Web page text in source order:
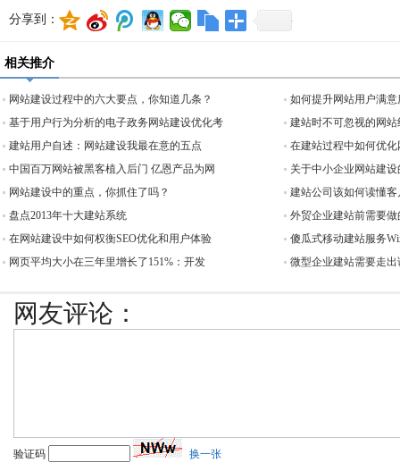
分享到：
相关推介
网站建设过程中的六大要点，你知道几条？
基于用户行为分析的电子政务网站建设优化考
建站用户自述：网站建设我最在意的五点
中国百万网站被黑客植入后门 亿恩产品为网
网站建设中的重点，你抓住了吗？
盘点2013年十大建站系统
在网站建设中如何权衡SEO优化和用户体验
网页平均大小在三年里增长了151%：开发
如何提升网站用户满意
建站时不可忽视的网站
在建站过程中如何优化
关于中小企业网站建
建站公司该如何读懂
外贸企业建站前需要做
傻瓜式移动建站服务
微型企业建站需要走出
网友评论：
验证码 换一张